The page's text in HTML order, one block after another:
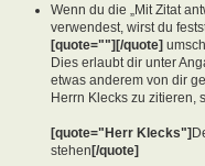
Wenn du die „Mit Zitat
verwendest, wirst du
[quote=""][/quote]
Dies erlaubt dir unter
etwas anderem von dir
Herrn Klecks zu zitieren,
[quote="Herr Klecks"]
stehen [/quote]